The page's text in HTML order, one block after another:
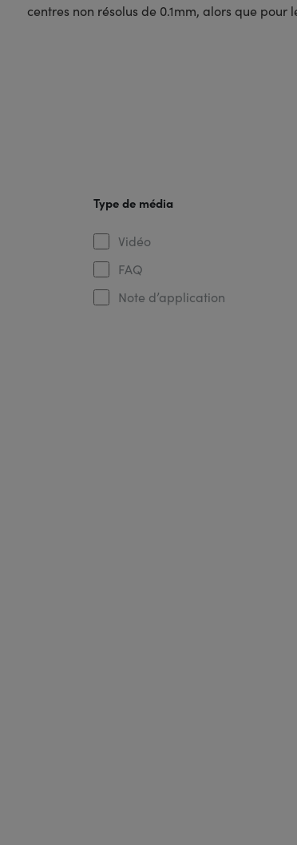
centres non résolus de 0.1mm, alors que pour
Type de média
Vidéo
FAQ
Note d’application